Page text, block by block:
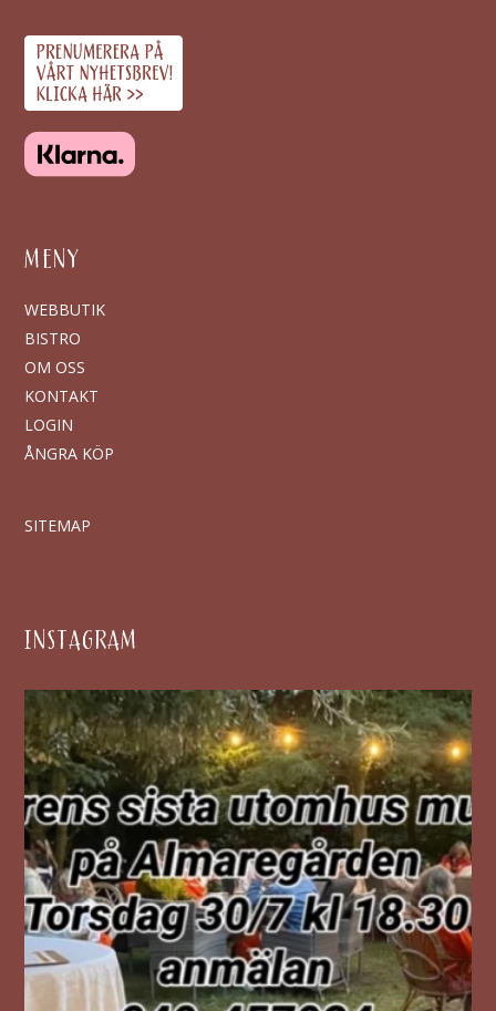
MENY
WEBBUTIK
BISTRO
OM OSS
KONTAKT
LOGIN
ÅNGRA KÖP
SITEMAP
INSTAGRAM